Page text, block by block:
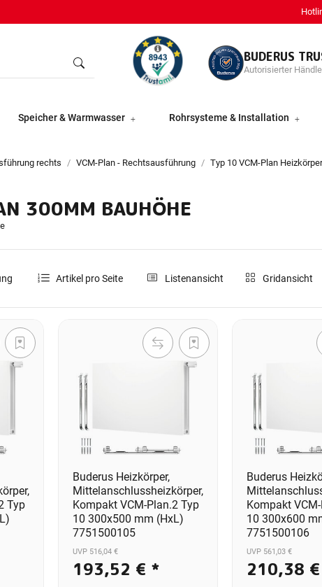
BUDERUS
Autorisierter
Speicher & Warmwasser Rohrsysteme & Installation
rechts VCM-Plan - Rechtsausführung Typ 10 VCM-Plan
300MM BAUHÖHE
Artikel pro Seite Listenansicht Gridansicht
Typ
Buderus Heizkörper,
Mittelanschlussheizkörper,
Kompakt VCM-Plan.2 Typ
10 300x500 mm (HxL)
7751500105
UVP 516,04 €
193,52 € *
Buderus
Kompakt
10 300x600
7751500106
UVP 561,03 €
210,38 €